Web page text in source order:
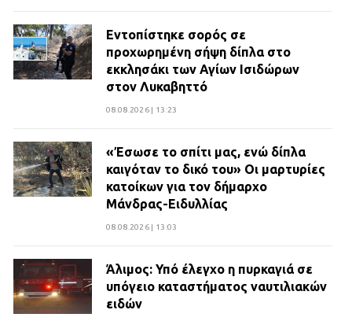
Εντοπίστηκε σορός σε
προχωρημένη σήψη δίπλα στο
εκκλησάκι των Αγίων Ισιδώρων
στον Λυκαβηττό
08.08.2026 | 13:23
«Έσωσε το σπίτι μας, ενώ δίπλα
καιγόταν το δικό του» Οι μαρτυρίες
κατοίκων για τον δήμαρχο
Μάνδρας-Ειδυλλίας
08.08.2026 | 13:03
Άλιμος: Υπό έλεγχο η πυρκαγιά σε
υπόγειο καταστήματος ναυτιλιακών
ειδών